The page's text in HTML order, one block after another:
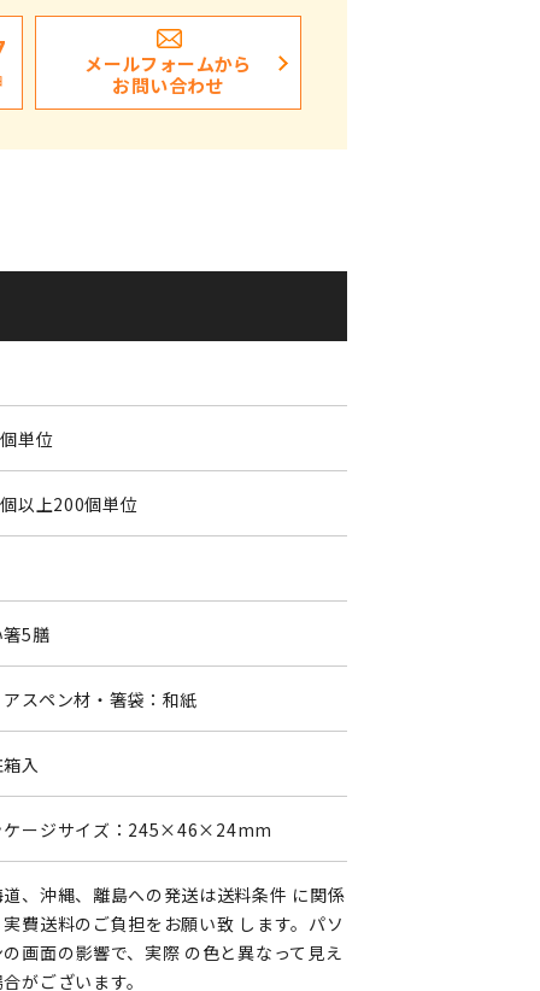
ルティ
メールフォームから
お問い合わせ
単位
以上200個単位
5膳
スペン材・箸袋：和紙
入
ケージサイズ：245×46×24mm
、沖縄、離島への発送は送料条件 に関係
費送料のご負担をお願い致 します。パソ
画面の影響で、実際 の色と異なって見え
がございます。